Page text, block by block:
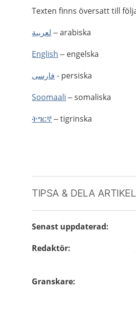
Texten finns översatt till
لعربية – arabiska
English – engelska
فارسى - persiska
Soomaali – somaliska
ትግርኛ– tigrinska
TIPSA & DELA
Senast uppdaterad:
Redaktör:
Granskare: